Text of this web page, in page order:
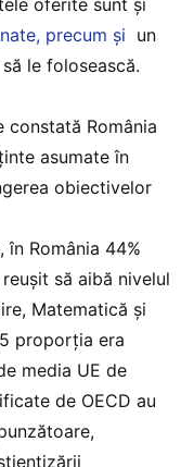
precum şi
un
le folosească.
constată România
asumate în
obiectivelor
în România 44%
să aibă nivelul
Matematică și
proporția era
media UE de
de OECD au